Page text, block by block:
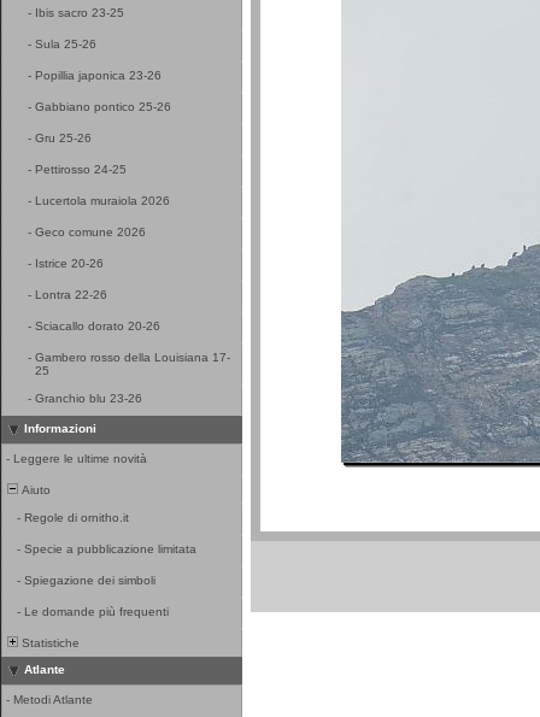
- Ibis sacro 23-25
- Sula 25-26
- Popillia japonica 23-26
- Gabbiano pontico 25-26
- Gru 25-26
- Pettirosso 24-25
- Lucertola muraiola 2026
- Geco comune 2026
- Istrice 20-26
- Lontra 22-26
- Sciacallo dorato 20-26
- Gambero rosso della Louisiana 17-
25
- Granchio blu 23-26
Informazioni
- Leggere le ultime novità
Aiuto
- Regole di ornitho.it
- Specie a pubblicazione limitata
- Spiegazione dei simboli
- Le domande più frequenti
Statistiche
Atlante
- Metodi Atlante